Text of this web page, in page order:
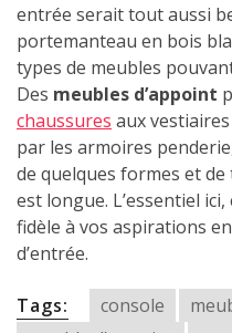
entrée serait tout aussi
portemanteau en bois
types de meubles
Des meubles d’appoint
chaussures aux
par les armoires
de quelques formes et
est longue. L’essentiel
fidèle à vos aspirations
d’entrée.
Tags: console